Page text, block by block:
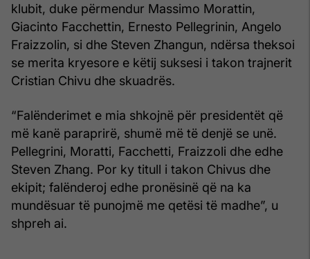
klubit, duke përmendur Massimo Morattin,
Giacinto Facchettin, Ernesto Pellegrinin, Angelo
Fraizzolin, si dhe Steven Zhangun, ndërsa theksoi
se merita kryesore e këtij suksesi i takon trajnerit
Cristian Chivu dhe skuadrës.
“Falënderimet e mia shkojnë për presidentët që
më kanë paraprirë, shumë më të denjë se unë.
Pellegrini, Moratti, Facchetti, Fraizzoli dhe edhe
Steven Zhang. Por ky titull i takon Chivus dhe
ekipit; falënderoj edhe pronësinë që na ka
mundësuar të punojmë me qetësi të madhe”, u
shpreh ai.